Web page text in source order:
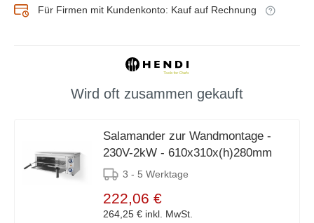
Für Firmen mit Kundenkonto: Kauf auf Rechnung
Wird oft zusammen gekauft
Salamander zur Wandmontage -
230V-2kW - 610x310x(h)280mm
3 - 5 Werktage
222,06 €
264,25 € inkl. MwSt.